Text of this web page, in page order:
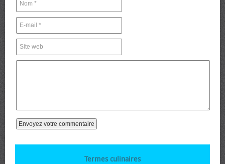
Termes culinaires